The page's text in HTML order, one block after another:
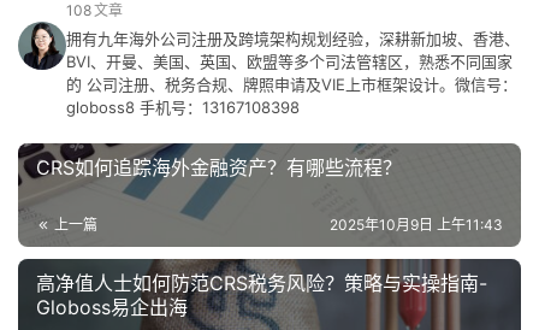
108文章
拥有九年海外公司注册及跨境架构规划经验，深耕新加坡、香港、
BVI、开曼、美国、英国、欧盟等多个司法管辖区，熟悉不同国家
的 公司注册、税务合规、牌照申请及VIE上市框架设计。微信号：
globoss8 手机号：13167108398
CRS如何追踪海外金融资产？有哪些流程？
上一篇 2025年10月9日 上午11:43
高净值人士如何防范CRS税务风险？策略与实操指南-
Globoss易企出海